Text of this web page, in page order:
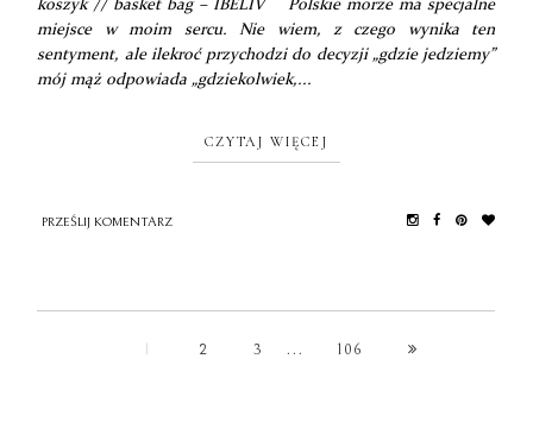
koszyk // basket bag – IBELIV Polskie morze ma specjalne
miejsce w moim sercu. Nie wiem, z czego wynika ten
sentyment, ale ilekroć przychodzi do decyzji „gdzie jedziemy”
mój mąż odpowiada „gdziekolwiek,...
CZYTAJ WIĘCEJ
PRZEŚLIJ KOMENTARZ
2 3 106